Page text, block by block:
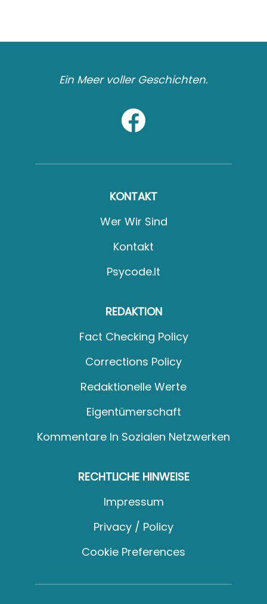
Ein Meer voller Geschichten.
KONTAKT
Wer Wir Sind
Kontakt
Psycode.it
REDAKTION
Fact Checking Policy
Corrections Policy
Redaktionelle Werte
Eigentümerschaft
Kommentare In Sozialen Netzwerken
RECHTLICHE HINWEISE
Impressum
Privacy / Policy
Cookie Preferences